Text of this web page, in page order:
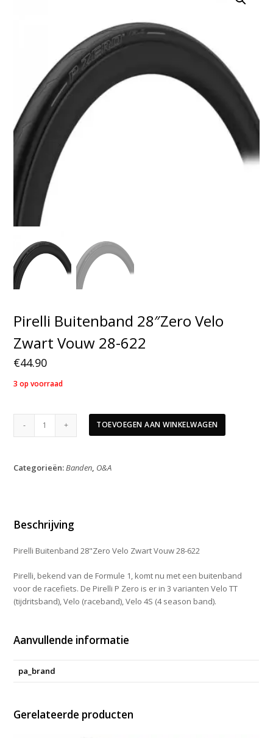
Pirelli Buitenband 28″Zero Velo
Zwart Vouw 28-622
€44.90
3 op voorraad
Pirelli
Zwart
aantal
TOEVOEGEN AAN WINKELWAGEN
Categorieën:Banden, O&A
Beschrijving
Pirelli Buitenband 28"Zero Velo Zwart Vouw 28-622
Pirelli, bekend van de Formule 1, komt nu met een buitenband
voor de racefiets. De Pirelli P Zero is er in 3 varianten Velo TT
(tijdritsband), Velo (raceband), Velo 4S (4 season band).
Aanvullende informatie
pa_brand
Gerelateerde producten